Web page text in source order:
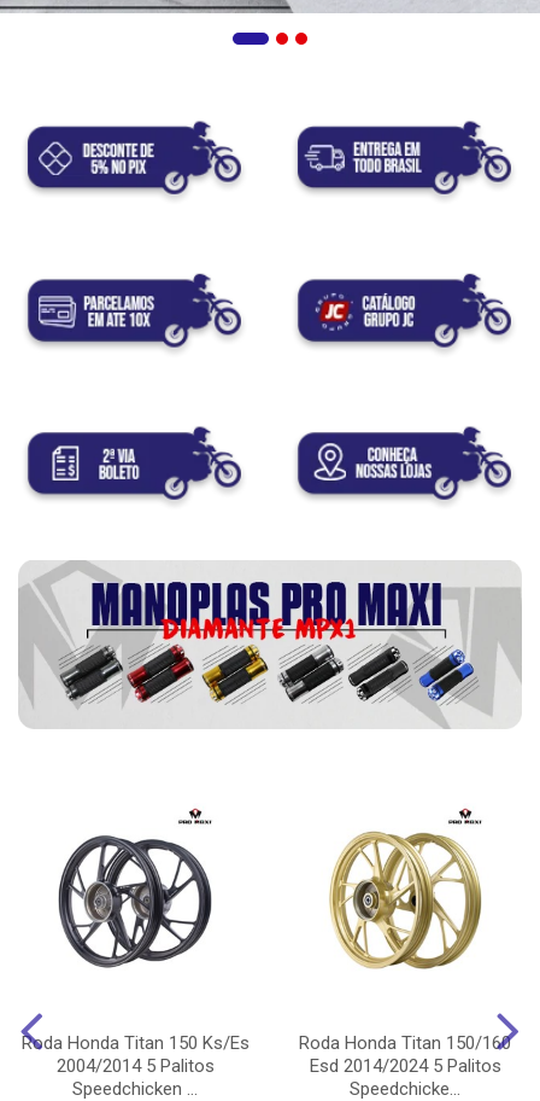
Roda Honda Titan 150 Ks/Es
2004/2014 5 Palitos
Speedchicken ...
Roda Honda Titan 150/160
Esd 2014/2024 5 Palitos
Speedchicke...